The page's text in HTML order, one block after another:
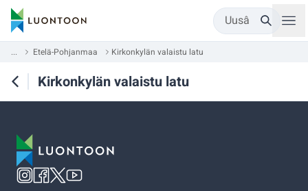
Uusâ
... Etelä-Pohjanmaa Kirkonkylän valaistu latu
Kirkonkylän valaistu latu